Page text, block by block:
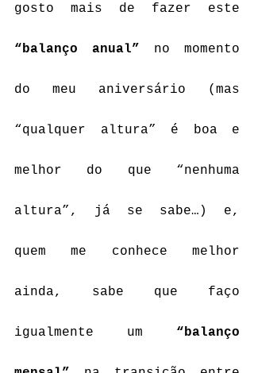
“balanço anual” no momento
do meu aniversário (mas
“qualquer altura” é boa e
melhor do que “nenhuma
altura”, já se sabe…) e,
quem me conhece melhor
ainda, sabe que faço
igualmente um “balanço